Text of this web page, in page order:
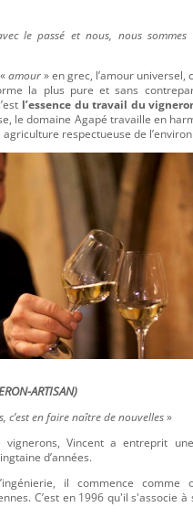
le passé et nous, nous sommes
amour» en grec, l’amour universel,
la plus pure et sans
l’essence du travail du
le domaine Agapé travaille en
respectueuse de
ARTISAN)
c’est en faire naître de nouvelles»
vignerons, Vincent a entreprit
d’années.
il commence comme
C’est en 1996 qu'il s'associe